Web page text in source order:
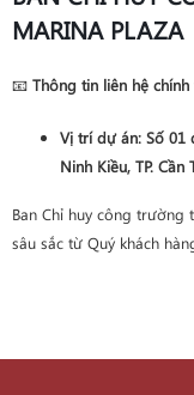
MARINA PLAZA
📧 Thông tin liên hệ
Vị trí dự án: Số 01
Ninh Kiều, TP. Cần
Ban Chỉ huy công
sâu sắc từ Quý khách